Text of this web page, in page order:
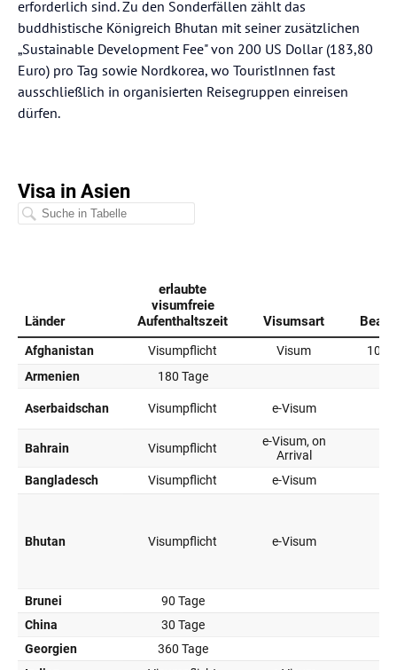
erforderlich sind. Zu den Sonderfällen zählt das
buddhistische Königreich Bhutan mit seiner zusätzlichen
„Sustainable Development Fee" von 200 US Dollar (183,80
Euro) pro Tag sowie Nordkorea, wo TouristInnen fast
ausschließlich in organisierten Reisegruppen einreisen
dürfen.